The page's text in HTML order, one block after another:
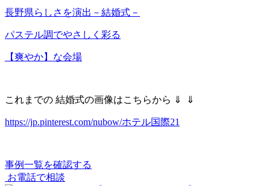
長野県らしさを演出－結婚式－
パステル調でやさしく彩る
【爽やか】な会場
これまでの 結婚式の画像はこちらから ⇓ ⇓
https://jp.pinterest.com/nubow/ホテル国際21
事例一覧を確認する
お電話で相談